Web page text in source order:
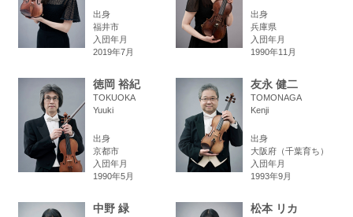
出身
福井市
入団年月
2019年7月
出身
兵庫県
入団年月
1990年11月
徳岡 裕紀
TOKUOKA
Yuuki
出身
京都市
入団年月
1990年5月
友永 健二
TOMONAGA
Kenji
出身
大阪府（千葉育ち）
入団年月
1993年9月
中野 緑 松本 リカ